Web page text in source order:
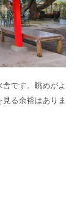
です。眺めがよ
る余裕はありま